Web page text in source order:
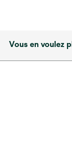
Vous en voulez